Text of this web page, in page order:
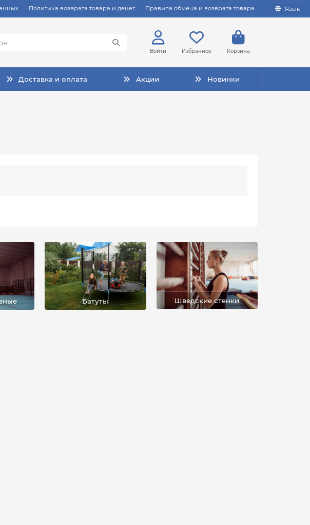
Политика возврата товара и денег Правила обмена и возврата товара Язык
Войти Избранное Корзина
Доставка и оплата Акции Новинки
Батуты Шведские стенки